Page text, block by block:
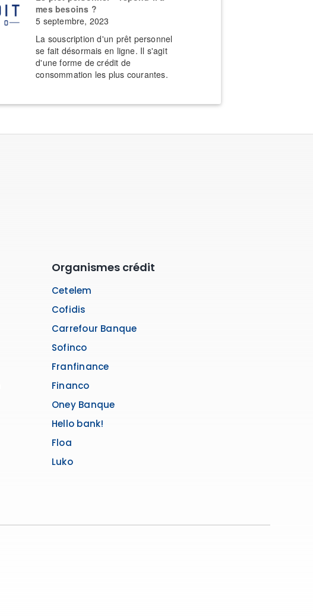
mes besoins ?
5 septembre, 2023
La souscription d'un prêt personnel
se fait désormais en ligne. Il s'agit
d'une forme de crédit de
consommation les plus courantes.
Organismes crédit
Cetelem
Cofidis
Carrefour Banque
Sofinco
Franfinance
Financo
Oney Banque
Hello bank!
Floa
Luko